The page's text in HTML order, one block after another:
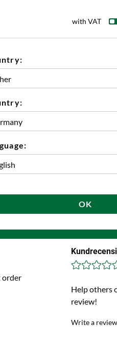
with VAT
OK
TC Brewtools
order
Help others
review!
Write a